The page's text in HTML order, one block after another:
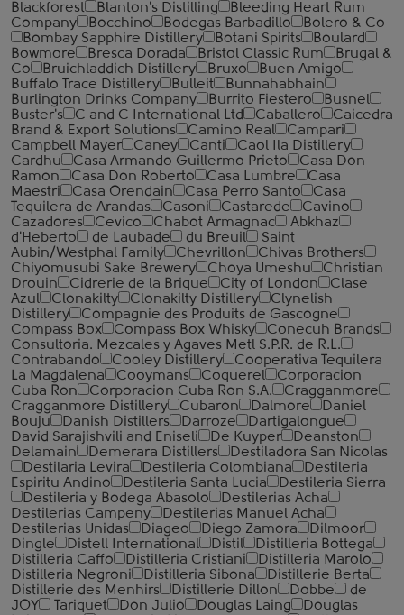
Blackforest Blanton's Distilling
Bleeding Heart Rum
Company
Bocchino Bodegas Barbadillo
Bolero & Co
Bombay Sapphire Distillery
Botani Spirits
Boulard
Bowmore
Bresca Dorada Bristol Classic Rum
Brugal &
Co
Bruichladdich Distillery Bruxo
Buen Amigo
Buffalo Trace Distillery
Bulleit
Bunnahabhain
Burlington Drinks Company
Burrito Fiestero
Busnel
Buster's
C and C International Ltd Caballero
Caicedra
Brand & Export Solutions
Camino Real
Campari
Campbell Mayer
Caney Canti
Caol Ila Distillery
Cardhu
Casa Armando Guillermo Prieto
Casa Don
Ramon
Casa Don Roberto Casa Lumbre
Casa
Maestri
Casa Orendain Casa Perro Santo
Casa
Tequilera de Arandas
Casoni Castarede
Cavino
Cazadores
Cevico Chabot Armagnac
Abkhaz
d'Heberto
de Laubade du Breuil
Saint
Aubin/Westphal Family
Chevrillon
Chivas Brothers
Chiyomusubi Sake Brewery
Choya Umeshu
Christian
Drouin
Cidrerie de la Brique City of London
Clase
Azul
Clonakilty Clonakilty Distillery
Clynelish
Distillery
Compagnie des Produits de Gascogne
Compass Box
Compass Box Whisky
Conecuh Brands
Consultoria. Mezcales y Agaves Metl S.P.R. de R.L.
Contrabando
Cooley Distillery
Cooperativa Tequilera
La Magdalena
Cooymans Coquerel
Corporacion
Cuba Ron
Corporacion Cuba Ron S.A.
Cragganmore
Cragganmore Distillery
Cubaron Dalmore
Daniel
Bouju
Danish Distillers Darroze
Dartigalongue
David Sarajishvili and Eniseli
De Kuyper
Deanston
Delamain
Demerara Distillers
Destiladora San Nicolas
Destilaria Levira
Destileria Colombiana
Destileria
Espiritu Andino
Destileria Santa Lucia
Destileria Sierra
Destileria y Bodega Abasolo
Destilerias Acha
Destilerias Campeny
Destilerias Manuel Acha
Destilerias Unidas
Diageo Diego Zamora
Dilmoor
Dingle
Distell International Distil
Distilleria Bottega
Distilleria Caffo
Distilleria Cristiani
Distilleria Marolo
Distilleria Negroni
Distilleria Sibona
Distillerie Berta
Distillerie des Menhirs
Distillerie Dillon Dobbe
de
JOY
Tariquet Don Julio Douglas Laing
Douglas